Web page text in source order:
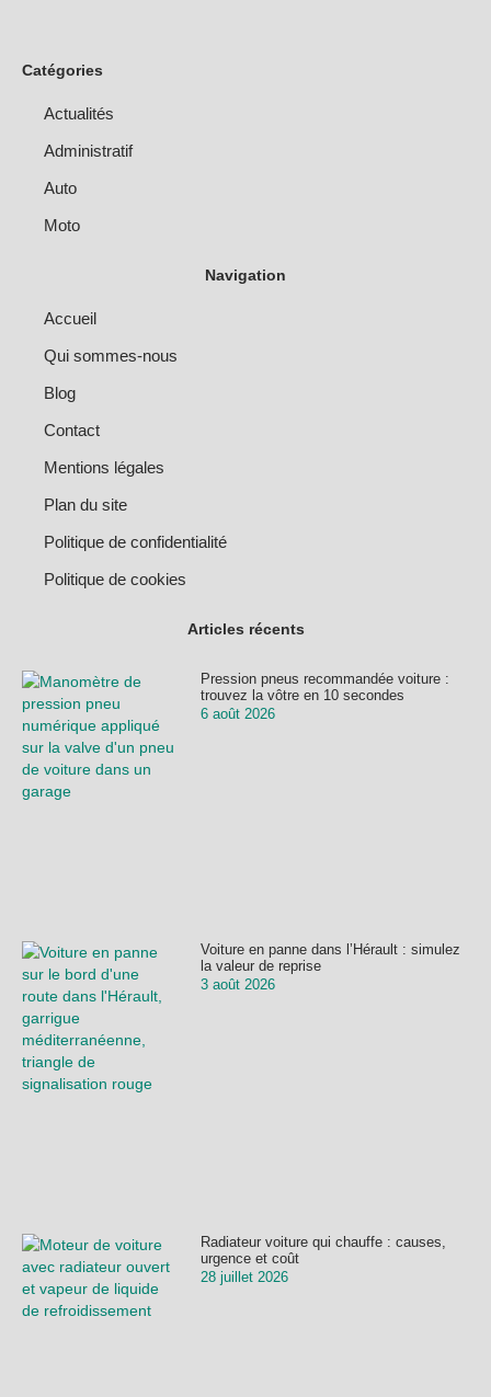
Catégories
Actualités
Administratif
Auto
Moto
Navigation
Accueil
Qui sommes-nous
Blog
Contact
Mentions légales
Plan du site
Politique de confidentialité
Politique de cookies
Articles récents
Pression pneus recommandée voiture :
trouvez la vôtre en 10 secondes
6 août 2026
Voiture en panne dans l’Hérault : simulez
la valeur de reprise
3 août 2026
Radiateur voiture qui chauffe : causes,
urgence et coût
28 juillet 2026